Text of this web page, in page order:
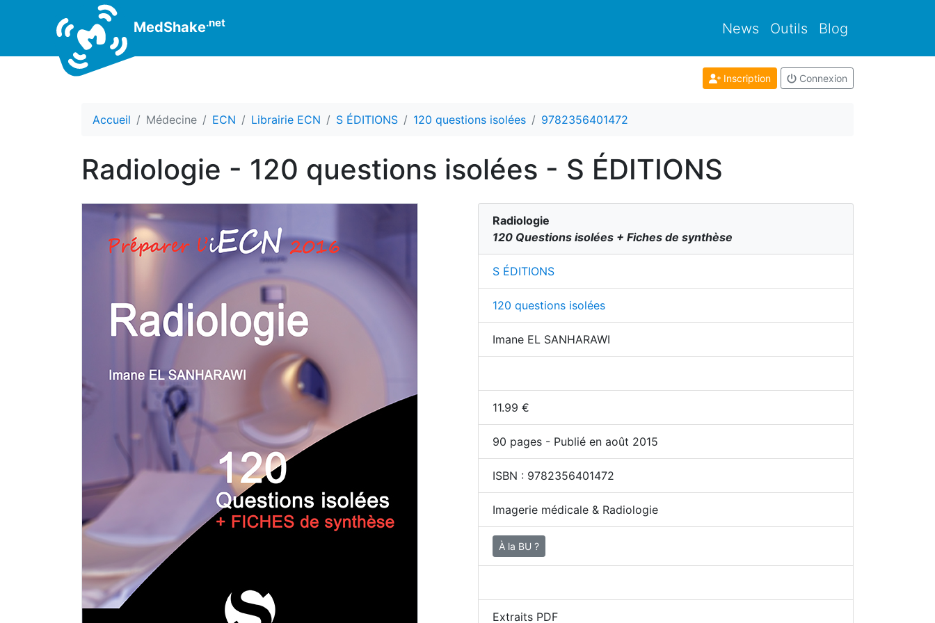
MedShake.net News Outils Blog
Inscription Connexion
Accueil Médecine ECN Librairie ECN S ÉDITIONS 120 questions isolées 9782356401472
Radiologie - 120 questions isolées - S ÉDITIONS
Radiologie
120 Questions isolées + Fiches de synthèse
S ÉDITIONS
120 questions isolées
Imane EL SANHARAWI
11.99 €
90 pages - Publié en août 2015
ISBN : 9782356401472
Imagerie médicale & Radiologie
À la BU ?
Extraits PDF